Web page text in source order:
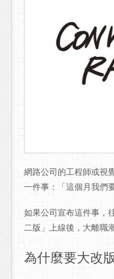
網路公司的工程師或視
一件事：「這個月我們
如果公司宣布這件事，
二版」上線後，大離職
為什麼要大改